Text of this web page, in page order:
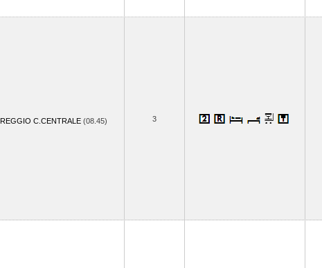
REGGIO C.CENTRALE (08.45) 3